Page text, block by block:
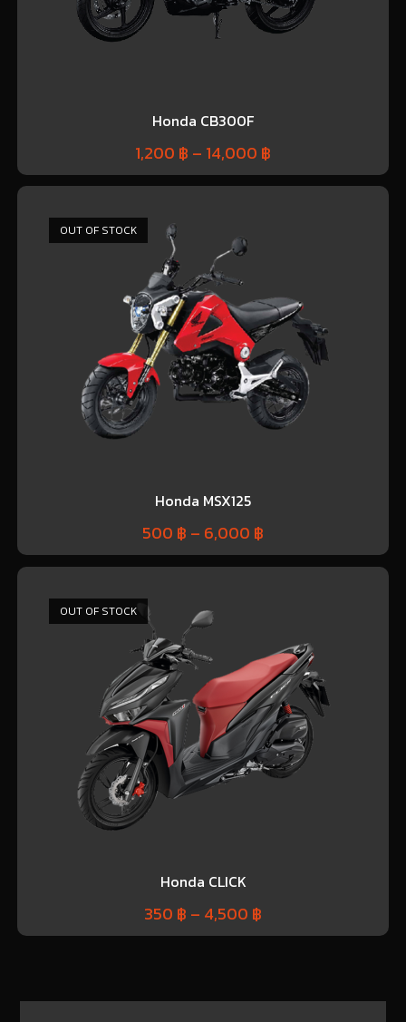
Honda CB300F
1,200 ฿ – 14,000 ฿
OUT OF STOCK
Honda MSX125
500 ฿ – 6,000 ฿
OUT OF STOCK
Honda CLICK
350 ฿ – 4,500 ฿